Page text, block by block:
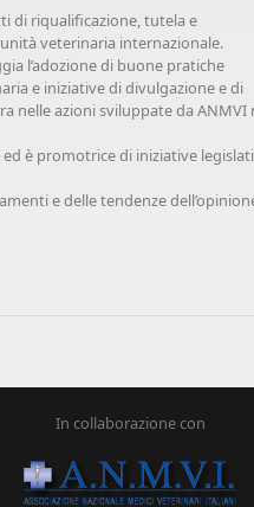
di riqualificazione, tutela e
veterinaria internazionale.
l’adozione di buone pratiche
e iniziative di divulgazione e di
nelle azioni sviluppate da ANMVI
è promotrice di iniziative
e delle tendenze
In collaborazione con